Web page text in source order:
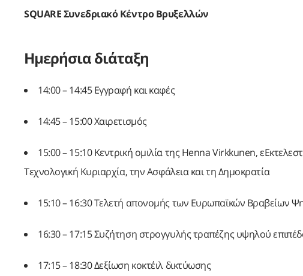
SQUARE Συνεδριακό Κέντρο Βρυξελλών
Ημερήσια διάταξη
14:00 – 14:45 Εγγραφή και καφές
14:45 – 15:00 Χαιρετισμός
15:00 – 15:10 Κεντρική ομιλία της Henna Virkkunen,
Τεχνολογική Κυριαρχία, την Ασφάλεια και τη Δημοκρατία
15:10 – 16:30 Τελετή απονομής των Ευρωπαϊκών Βραβείων
16:30 – 17:15 Συζήτηση στρογγυλής τραπέζης υψηλού
17:15 – 18:30 Δεξίωση κοκτέιλ δικτύωσης